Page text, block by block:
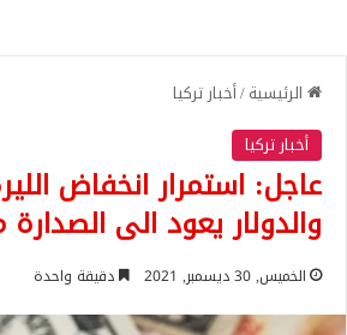
الرئيسية/أخبار تركيا
أخبار تركيا
عاجل: استمرار انخفاض
والدولار يعود الى
الخميس, 30 ديسمبر, 2021 دقيقة واحدة